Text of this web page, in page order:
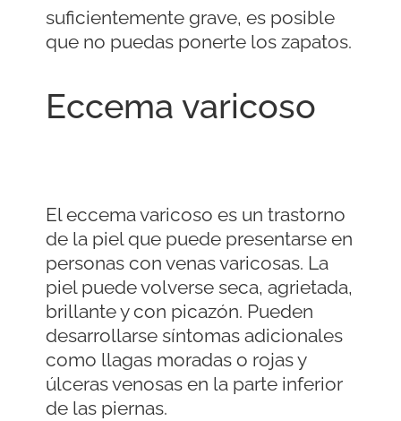
suficientemente grave, es posible
que no puedas ponerte los zapatos.
Eccema varicoso
El eccema varicoso es un trastorno
de la piel que puede presentarse en
personas con venas varicosas. La
piel puede volverse seca, agrietada,
brillante y con picazón. Pueden
desarrollarse síntomas adicionales
como llagas moradas o rojas y
úlceras venosas en la parte inferior
de las piernas.